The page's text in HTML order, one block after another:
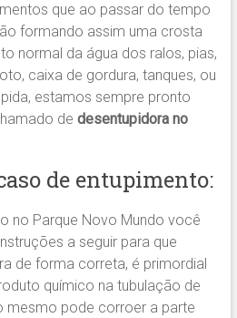
que ao passar do tempo
formando assim uma crosta
normal da água dos ralos, pias,
caixa de gordura, tanques, ou
estamos sempre pronto
de desentupidora no
de entupimento:
no Parque Novo Mundo você
a seguir para que
de forma correta, é primordial
químico na tubulação de
mesmo pode corroer a parte